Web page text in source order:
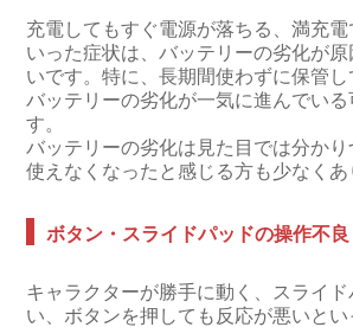
充電してもすぐ電源が落ちる、満充電
いった症状は、バッテリーの劣化が
いです。特に、長期間使わずに保管し
バッテリーの劣化が一気に進んでいる
す。
バッテリーの劣化は見た目では分か
使えなくなったと感じる方も少なくあ
ボタン・スライドパッドの操作不良
キャラクターが勝手に動く、スライ
い、ボタンを押しても反応が悪いと